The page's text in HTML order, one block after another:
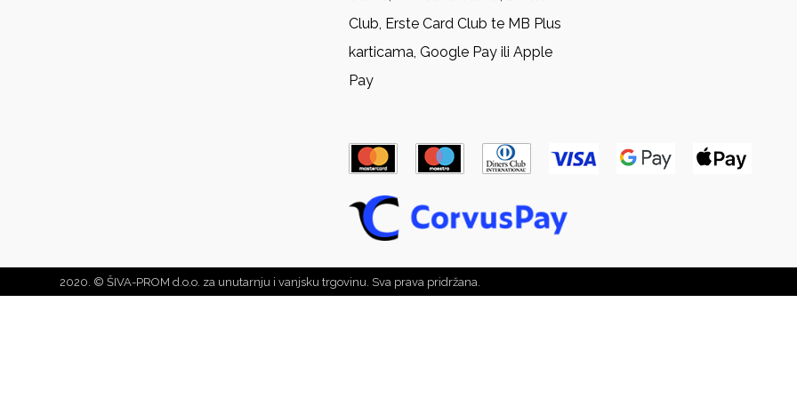
Club, Erste Card Club te MB Plus
karticama, Google Pay ili Apple
Pay
2020. © ŠIVA-PROM d.o.o. za unutarnju i vanjsku trgovinu. Sva prava pridržana.